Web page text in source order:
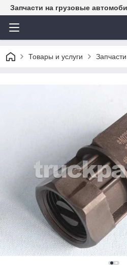
Запчасти на грузовые
Товары и услуги